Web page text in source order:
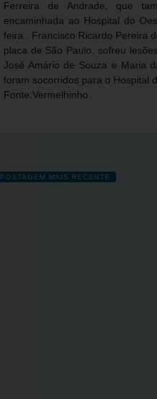
Ferreira de Andrade, que
encaminhada ao Hospital do
feira . Francisco Ricardo Pereira
placa de São Paulo, sofreu
José Amário de Souza e Maria
foram socorridos para o Hospital
Fonte:Vermelhinho
POSTAGEM MAIS RECENTE